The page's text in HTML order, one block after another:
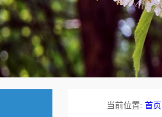
当前位置: 首页